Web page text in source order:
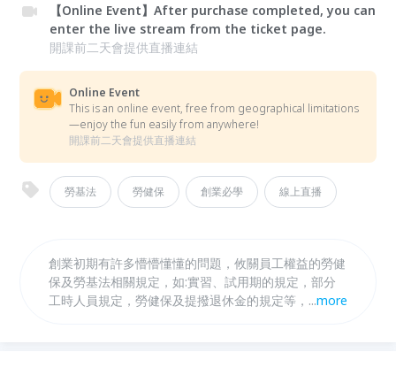
【Online Event】After purchase completed, you can
enter the live stream from the ticket page.
開課前二天會提供直播連結
Online Event
This is an online event, free from geographical limitations
—enjoy the fun easily from anywhere!
開課前二天會提供直播連結
勞基法 勞健保 創業必學 線上直播
創業初期有許多懵懵懂懂的問題，攸關員工權益的勞健
保及勞基法相關規定，如:實習、試用期的規定，部分
工時人員規定，勞健保及提撥退休金的規定等，都將影
...more